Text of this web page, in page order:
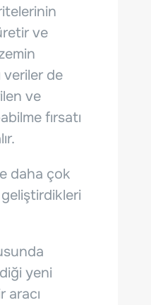
ve
veriler de
ve
fırsatı
daha çok
geliştirdikleri
yeni
aracı